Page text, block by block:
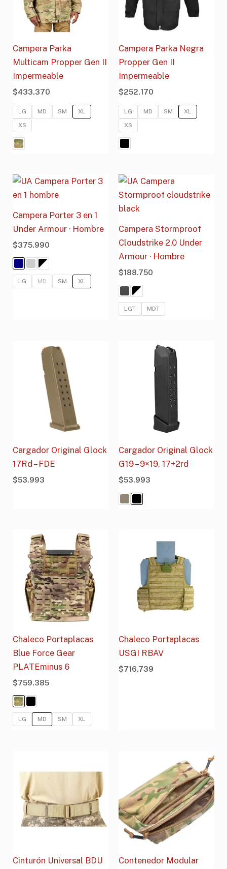
Campera Parka
Multicam Propper Gen II
Impermeable
$433.370
LG MD SM
XL
XS
Campera Parka Negra
Propper Gen II
Impermeable
$252.170
LG MD SM
XL
XS
Campera Porter 3 en 1
Under Armour · Hombre
$375.990
LG MD SM XL
Campera Stormproof
Cloudstrike 2.0 Under
Armour · Hombre
$188.750
LGT MDT
Cargador Original Glock
17Rd – FDE
$53.993
Cargador Original Glock
G19 – 9×19, 17+2rd
$53.993
Chaleco Portaplacas
Blue Force Gear
PLATEminus 6
$759.385
LG MD SM XL
Chaleco Portaplacas
USGI RBAV
$716.739
Cinturón Universal BDU
Contenedor Modular